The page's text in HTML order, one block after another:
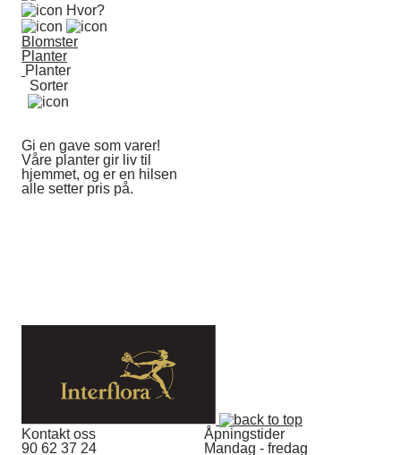
Hvor?
Blomster
Planter
Planter
Sorter
Gi en gave som varer!
Våre planter gir liv til
hjemmet, og er en hilsen
alle setter pris på.
Kontakt oss
90 62 37 24
Åpningstider
Mandag - fredag